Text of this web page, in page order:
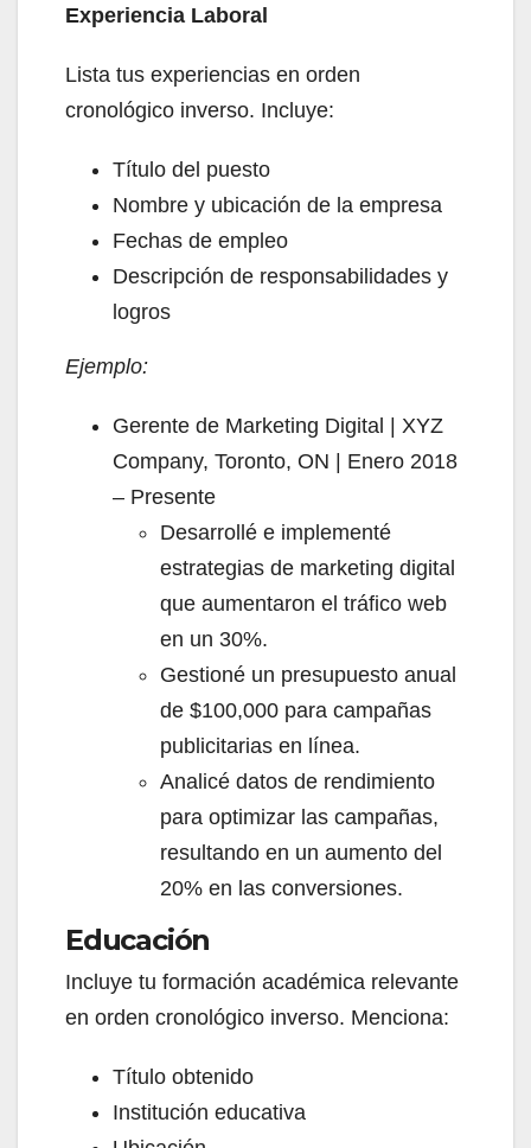
Experiencia Laboral
Lista tus experiencias en orden
cronológico inverso. Incluye:
Título del puesto
Nombre y ubicación de la empresa
Fechas de empleo
Descripción de responsabilidades y
logros
Ejemplo:
Gerente de Marketing Digital | XYZ
Company, Toronto, ON | Enero 2018
– Presente
Desarrollé e implementé
estrategias de marketing digital
que aumentaron el tráfico web
en un 30%.
Gestioné un presupuesto anual
de $100,000 para campañas
publicitarias en línea.
Analicé datos de rendimiento
para optimizar las campañas,
resultando en un aumento del
20% en las conversiones.
Educación
Incluye tu formación académica relevante
en orden cronológico inverso. Menciona:
Título obtenido
Institución educativa